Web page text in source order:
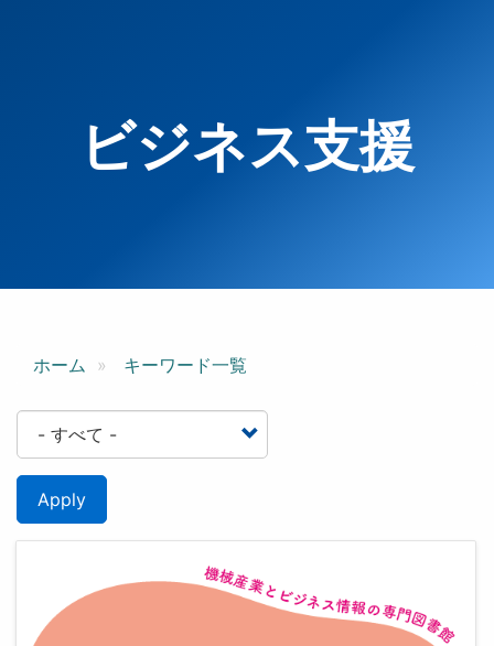
ビジネス支援
ホーム キーワード一覧
Apply